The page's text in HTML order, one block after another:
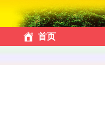
首页